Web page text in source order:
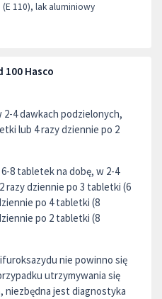
110), lak aluminiowy
Hasco
4 dawkach podzielonych,
lub 4 razy dziennie po 2
8 tabletek na dobę, w 2-4
razy dziennie po 3 tabletki (6
po 4 tabletki (8
po 2 tabletki (8
nie powinno się
utrzymywania się
niezbędna jest diagnostyka